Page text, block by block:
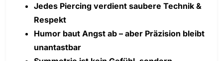
Jedes Piercing verdient saubere Technik &
Respekt
Humor baut Angst ab – aber Präzision bleibt
unantastbar